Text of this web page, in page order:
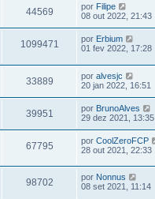
44569 por Filipe
08 out 2022, 21:43
1099471 por Erbium
01 fev 2022, 17:28
33889 por alvesjc
20 jan 2022, 16:51
39951 por BrunoAlves
29 dez 2021, 13:35
67795 por CoolZeroFCP
28 out 2021, 22:33
98702 por Nonnus
08 set 2021, 11:14